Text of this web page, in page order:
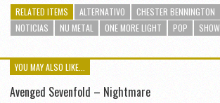
RELATED ITEMS ALTERNATIVO CHESTER BENNINGTON
NOTICIAS
NU METAL ONE MORE LIGHT POP SHOW
YOU MAY ALSO LIKE...
Avenged Sevenfold – Nightmare